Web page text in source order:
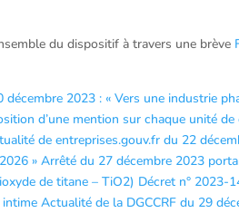
du dispositif à travers une brève
2023 : « Vers une industrie
d’une mention sur chaque unité
de entreprises.gouv.fr du 22
» Arrêté du 27 décembre 2023
de titane – TiO2) Décret n° 2023-
Actualité de la DGCCRF du 29